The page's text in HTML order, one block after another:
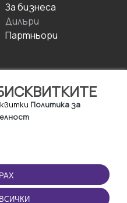
Политика за
За бизнесa
Дилъри
Партньори
ПРИЛОЖЕНИЕТО